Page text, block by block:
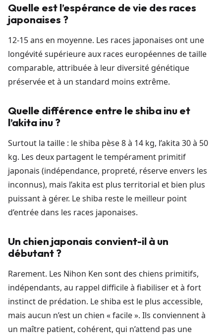
Quelle est l’espérance de vie des races
japonaises ?
12-15 ans en moyenne. Les races japonaises ont une
longévité supérieure aux races européennes de taille
comparable, attribuée à leur diversité génétique
préservée et à un standard moins extrême.
Quelle différence entre le shiba inu et
l’akita inu ?
Surtout la taille : le shiba pèse 8 à 14 kg, l’akita 30 à 50
kg. Les deux partagent le tempérament primitif
japonais (indépendance, propreté, réserve envers les
inconnus), mais l’akita est plus territorial et bien plus
puissant à gérer. Le shiba reste le meilleur point
d’entrée dans les races japonaises.
Un chien japonais convient-il à un
débutant ?
Rarement. Les Nihon Ken sont des chiens primitifs,
indépendants, au rappel difficile à fiabiliser et à fort
instinct de prédation. Le shiba est le plus accessible,
mais aucun n’est un chien « facile ». Ils conviennent à
un maître patient, cohérent, qui n’attend pas une